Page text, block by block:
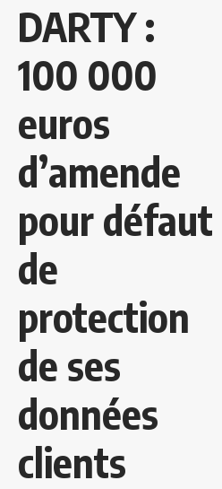
DARTY :
100 000
euros
d’amende
pour défaut
de
protection
de ses
données
clients